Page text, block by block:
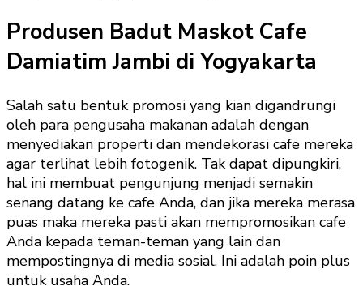
Produsen Badut Maskot Cafe
Damiatim Jambi di Yogyakarta
Salah satu bentuk promosi yang kian digandrungi
oleh para pengusaha makanan adalah dengan
menyediakan properti dan mendekorasi cafe mereka
agar terlihat lebih fotogenik. Tak dapat dipungkiri,
hal ini membuat pengunjung menjadi semakin
senang datang ke cafe Anda, dan jika mereka merasa
puas maka mereka pasti akan mempromosikan cafe
Anda kepada teman-teman yang lain dan
mempostingnya di media sosial. Ini adalah poin plus
untuk usaha Anda.